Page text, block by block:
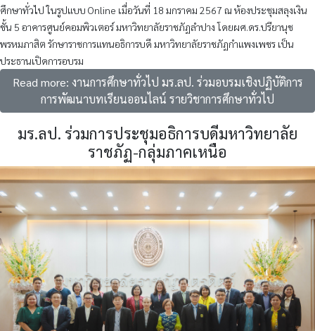
ศึกษาทั่วไป ในรูปแบบ Online เมื่อวันที่ 18 มกราคม 2567 ณ ห้องประชุมสลุงเงิน
ชั้น 5 อาคารศูนย์คอมพิวเตอร์ มหาวิทยาลัยราชภัฏลำปาง โดยผศ.ดร.ปรียานุช
พรหมภาสิต รักษาราชการแทนอธิการบดี มหาวิทยาลัยราชภัฏกำแพงเพชร เป็น
ประธานเปิดการอบรม
Read more: งานการศึกษาทั่วไป มร.ลป. ร่วมอบรมเชิงปฏิบัติการ
การพัฒนาบทเรียนออนไลน์ รายวิชาการศึกษาทั่วไป
มร.ลป. ร่วมการประชุมอธิการบดีมหาวิทยาลัย
ราชภัฏ-กลุ่มภาคเหนือ